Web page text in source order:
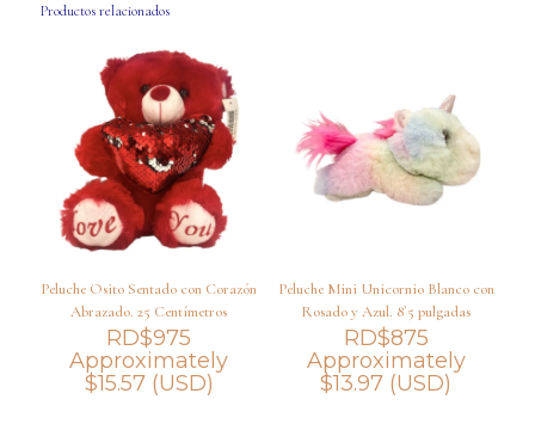
Productos relacionados
Peluche Osito Sentado con Corazón
Abrazado. 25 Centímetros
RD$975
Approximately
$15.57(USD)
Peluche Mini Unicornio Blanco con
Rosado y Azul. 8`5 pulgadas
RD$875
Approximately
$13.97 (USD)